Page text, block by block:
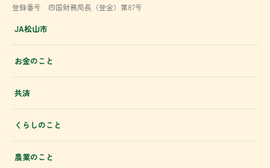
登録番号 四国財務局長（登金）第87号
JA松山市
お金のこと
共済
くらしのこと
農業のこと